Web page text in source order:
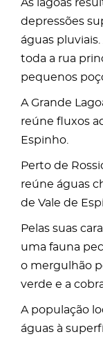
As lagoas
depressões
águas
toda a rua
pequenos
A Grande
reúne fluxos
Espinho.
Perto de
reúne águas
de Vale de
Pelas suas
uma fauna
o mergulhão
verde e a
A população
águas à